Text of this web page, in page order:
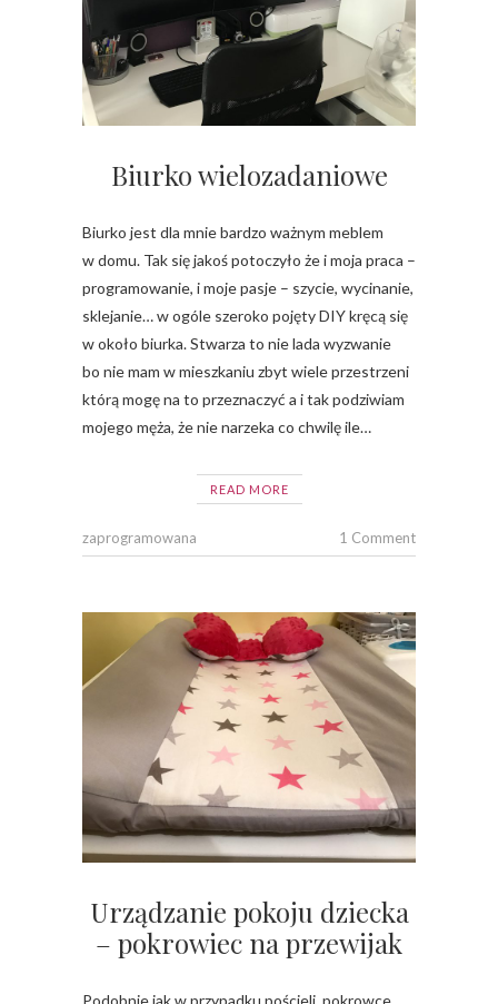
Biurko wielozadaniowe
Biurko jest dla mnie bardzo ważnym meblem
w domu. Tak się jakoś potoczyło że i moja praca –
programowanie, i moje pasje – szycie, wycinanie,
sklejanie… w ogóle szeroko pojęty DIY kręcą się
w około biurka. Stwarza to nie lada wyzwanie
bo nie mam w mieszkaniu zbyt wiele przestrzeni
którą mogę na to przeznaczyć a i tak podziwiam
mojego męża, że nie narzeka co chwilę ile…
READ MORE
zaprogramowana 1 Comment
Urządzanie pokoju dziecka
– pokrowiec na przewijak
Podobnie jak w przypadku pościeli, pokrowce